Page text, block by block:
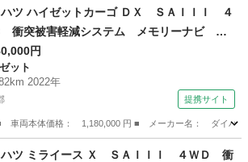
ハツ
ハツ ハイゼットカーゴ ＤＸ ＳＡＩＩＩ ４
衝突被害軽減システム メモリーナビ Ｌ
ヘッドランプ バックカメラ ドラレコ ア
リングストップ ＥＴＣ キーレス 横滑り
機能 （車検整備付）
円
ット
2022年
提携サイト
車両本体価格： 1,180,000 円 ■ メーカー名： ダイ
ゼット
ハツ ミライース Ｘ ＳＡＩＩＩ ４ＷＤ 衝